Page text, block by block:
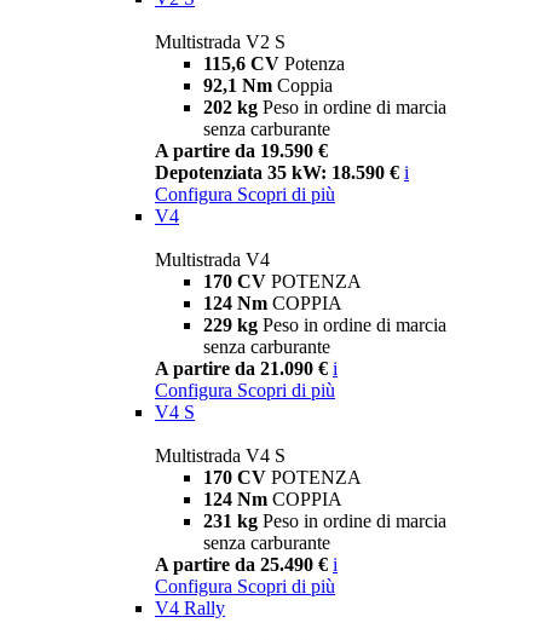
Multistrada V2 S
115,6 CV Potenza
92,1 Nm Coppia
202 kg Peso in ordine di marcia
senza carburante
A partire da 19.590 €
Depotenziata 35 kW: 18.590 € i
Configura Scopri di più
V4
Multistrada V4
170 CV POTENZA
124 Nm COPPIA
229 kg Peso in ordine di marcia
senza carburante
A partire da 21.090 € i
Configura Scopri di più
V4 S
Multistrada V4 S
170 CV POTENZA
124 Nm COPPIA
231 kg Peso in ordine di marcia
senza carburante
A partire da 25.490 € i
Configura Scopri di più
V4 Rally